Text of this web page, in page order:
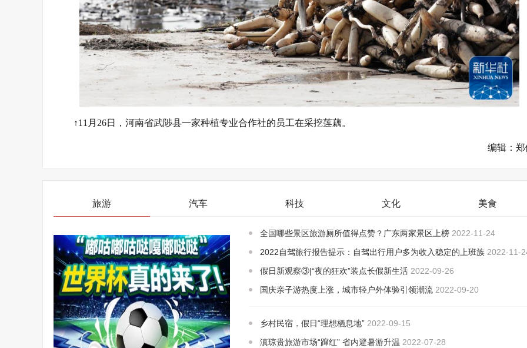
↑11月26日，河南省武陟县一家种植专业合作社的员工在采挖莲藕。
编辑：
旅游 汽车 科技 文化 美食
全国哪些景区旅游厕所值得点赞？广东两家景区上榜 2022-11-24
2022自驾旅行报告提示：自驾出行用户多为收入稳定的上班族 2022-11-
假日新观察③|“夜的狂欢”装点长假新生活 2022-09-26
国庆亲子游热度上涨，城市轻户外体验引领潮流 2022-09-20
乡村民宿，假日“理想栖息地” 2022-09-15
滇琼贵旅游市场“蹿红” 省内避暑游升温 2022-07-28